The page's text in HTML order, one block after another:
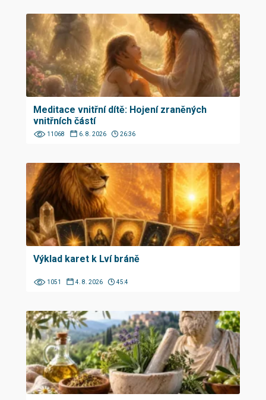
Meditace vnitřní dítě: Hojení zraněných
vnitřních částí
11068 6. 8. 2026 26:36
Výklad karet k Lví bráně
1051 4. 8. 2026 45:4